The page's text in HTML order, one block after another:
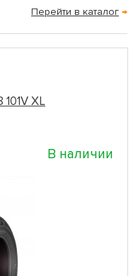
Перейти в каталог →
XL
В наличии